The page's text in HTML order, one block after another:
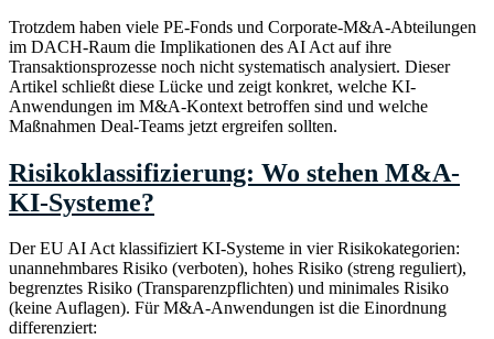
Trotzdem haben viele PE-Fonds und Corporate-M&A-Abteilungen
im DACH-Raum die Implikationen des AI Act auf ihre
Transaktionsprozesse noch nicht systematisch analysiert. Dieser
Artikel schließt diese Lücke und zeigt konkret, welche KI-
Anwendungen im M&A-Kontext betroffen sind und welche
Maßnahmen Deal-Teams jetzt ergreifen sollten.
Risikoklassifizierung: Wo stehen M&A-
KI-Systeme?
Der EU AI Act klassifiziert KI-Systeme in vier Risikokategorien:
unannehmbares Risiko (verboten), hohes Risiko (streng reguliert),
begrenztes Risiko (Transparenzpflichten) und minimales Risiko
(keine Auflagen). Für M&A-Anwendungen ist die Einordnung
differenziert: